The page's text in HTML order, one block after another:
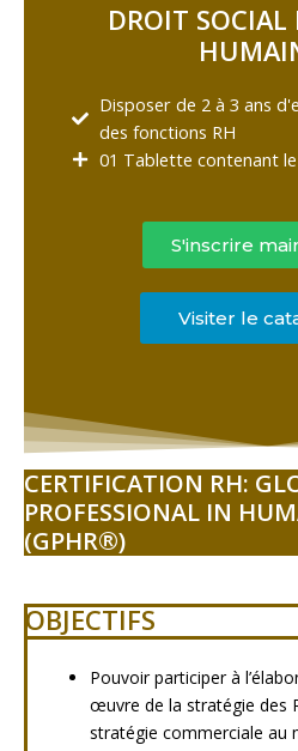
DROIT SOCIAL
Disposer de 2 à 3 ans
des fonctions RH
01 Tablette contenant
S'inscrire
Visiter le
CERTIFICATION RH:
PROFESSIONAL IN
(GPHR®)
OBJECTIFS
Pouvoir participer à
œuvre de la stratégie des
stratégie commerciale au